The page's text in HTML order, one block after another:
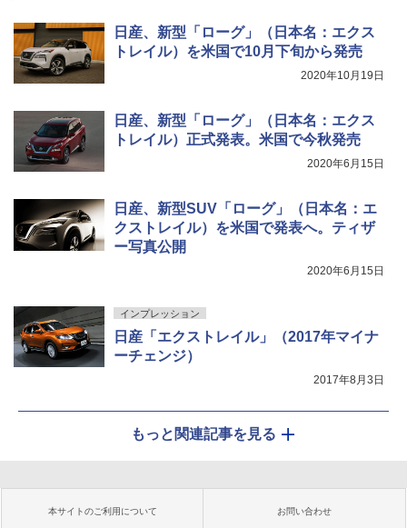
日産、新型「ローグ」（日本名：エクス
トレイル）を米国で10月下旬から発売
2020年10月19日
日産、新型「ローグ」（日本名：エクス
トレイル）正式発表。米国で今秋発売
2020年6月15日
日産、新型SUV「ローグ」（日本名：エ
クストレイル）を米国で発表へ。ティザ
ー写真公開
2020年6月15日
インプレッション
日産「エクストレイル」（2017年マイナ
ーチェンジ）
2017年8月3日
もっと関連記事を見る
本サイトのご利用について お問い合わせ